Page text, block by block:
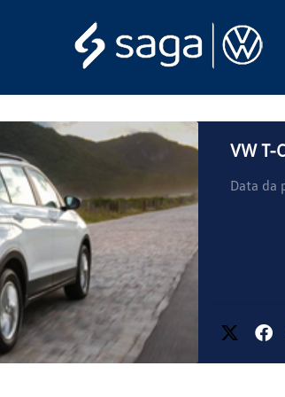
VW T-
Data da